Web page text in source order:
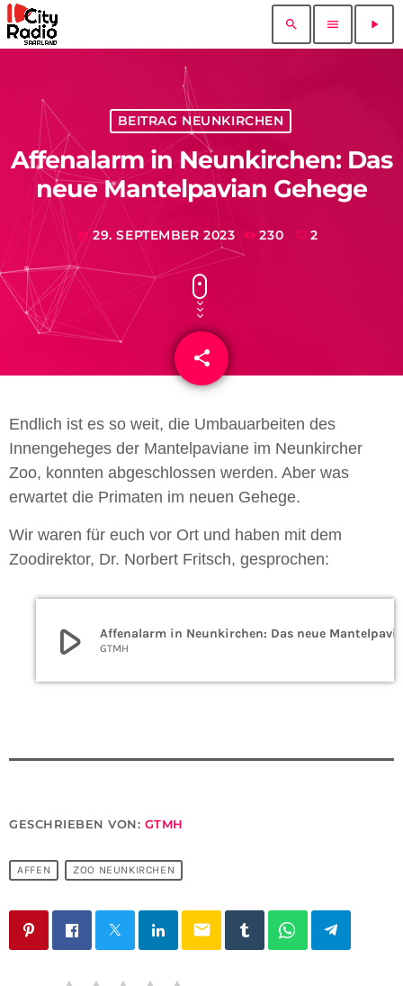
search menu play_arrow
BEITRAG NEUNKIRCHEN
Affenalarm in Neunkirchen: Das
neue Mantelpavian Gehege
today 29. SEPTEMBER 2023 230 2
share
email
Endlich ist es so weit, die Umbauarbeiten des
Innengeheges der Mantelpaviane im Neunkircher
Zoo, konnten abgeschlossen werden. Aber was
erwartet die Primaten im neuen Gehege.
Wir waren für euch vor Ort und haben mit dem
Zoodirektor, Dr. Norbert Fritsch, gesprochen:
play_arrow GTMH
GESCHRIEBEN VON: GTMH
AFFEN ZOO NEUNKIRCHEN
email